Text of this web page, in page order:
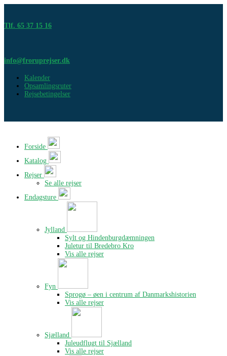
Tlf. 65 37 15 16
info@froruprejser.dk
Kalender
Opsamlingsruter
Rejsebetingelser
Forside
Katalog
Rejser
Se alle rejser
Endagsture
Jylland
Sylt og Hindenburgdæmningen
Juletur til Bredebro Kro
Vis alle rejser
Fyn
Sprogø – øen i centrum af Danmarkshistorien
Vis alle rejser
Sjælland
Juleudflugt til Sjælland
Vis alle rejser